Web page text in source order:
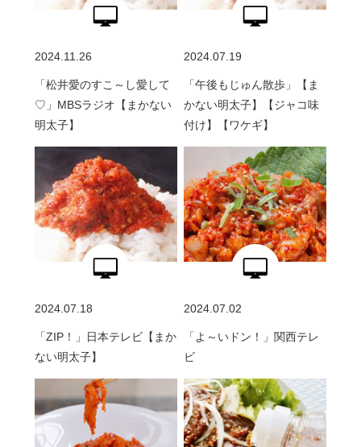
2024.11.26
「松井愛のすこ～し愛して
♡」MBSラジオ【まかない
明太子】
2024.07.19
「午後もじゅん散歩」【ま
かない明太子】【ジャコ味
付け】【ワケギ】
2024.07.18
「ZIP！」日本テレビ【まか
ない明太子】
2024.07.02
「よ～いドン！」関西テレ
ビ